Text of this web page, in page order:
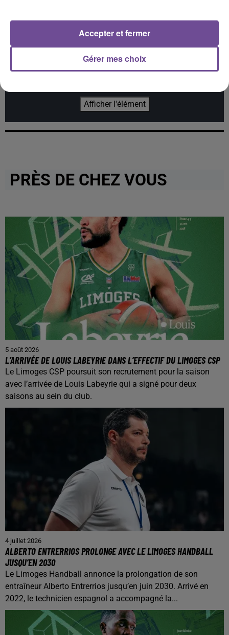
dépôt de cookies que vous avez exprimé. Si vous
souhaitez l'afficher, merci de nous donner votre accord
Afficher l'élément
PRÈS DE CHEZ VOUS
5 août 2026
L’ARRIVÉE DE LOUIS LABEYRIE DANS L’EFFECTIF DU LIMOGES CSP
Le Limoges CSP poursuit son recrutement pour la saison
avec l’arrivée de Louis Labeyrie qui a signé pour deux
saisons au sein du club.
4 juillet 2026
ALBERTO ENTRERRIOS PROLONGE AVEC LE LIMOGES HANDBALL
JUSQU’EN 2030
Le Limoges Handball annonce la prolongation de son
entraîneur Alberto Entrerrios jusqu’en juin 2030. Arrivé en
2022, le technicien espagnol a accompagné la...
Gérer mes choix
Accepter et fermer